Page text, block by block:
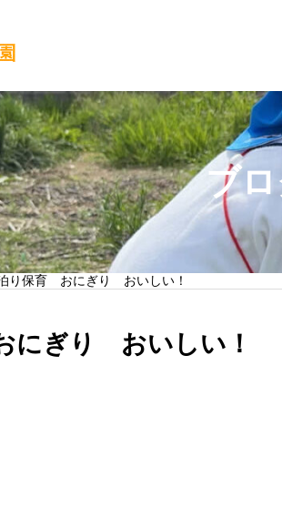
園児募集
２０２７年入園検討者向け
YOGA
スト。サンプルテキスト。
ブ
り保育 おにぎり おいしい！
にぎり おいしい！